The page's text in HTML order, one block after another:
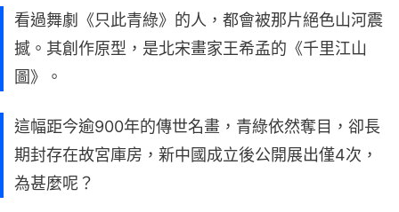
看過舞劇《只此青綠》的人，都會被那片絕色山河震
撼。其創作原型，是北宋畫家王希孟的《千里江山
圖》。
這幅距今逾900年的傳世名畫，青綠依然奪目，卻長
期封存在故宮庫房，新中國成立後公開展出僅4次，
為甚麼呢？